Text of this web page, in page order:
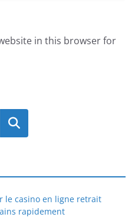
in this browser for
Search
le casino en ligne retrait
rapidement